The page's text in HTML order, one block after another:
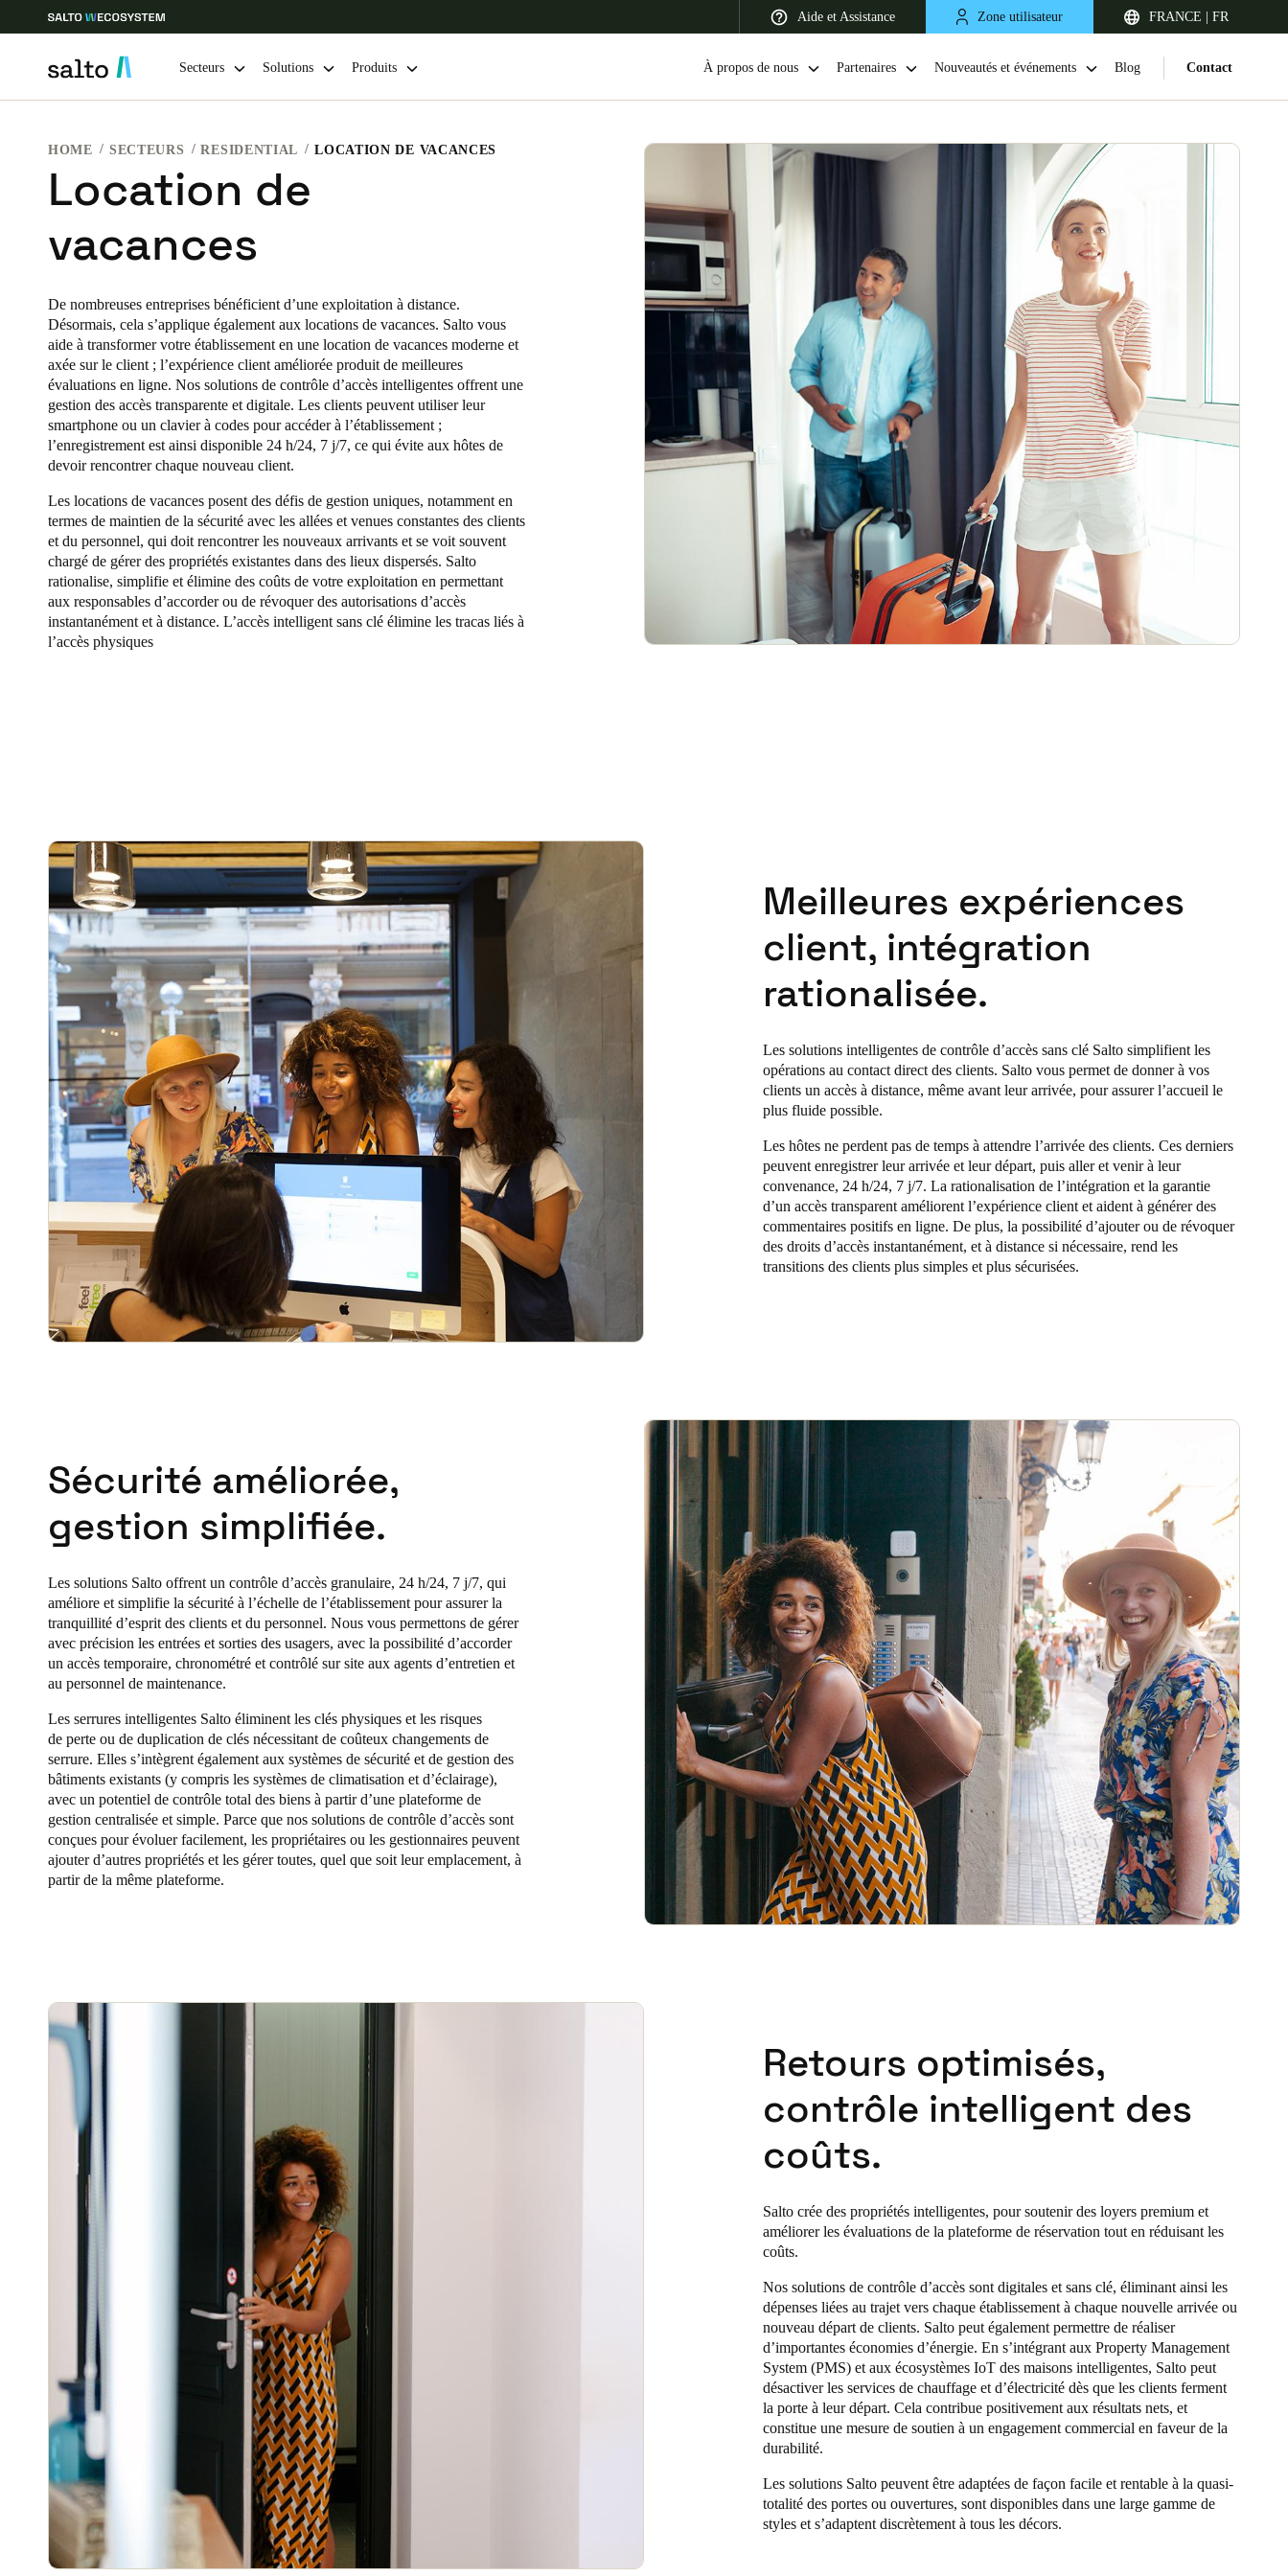
Aide et Assistance Zone utilisateur FRANCE | FR
Sélectionnez vos paramètres de localisation et de langue
Global Europe North America
France|Français
Germany
Deutsch
Switzerland
DeutschFrançais
United Kingdom
English
Ireland
English
France
Netherlands
Nederlands
Belgium
Français
Nederlands
Español
Portugal
Português
Italy
Italiano
Russia
Russian
Poland
Polski
Czech Republic
Čeština
Denmark
Sweden
Svenska
Secteurs Solutions Produits À propos de nous Partenaires Nouveautés et événements Blog Contact
HOME SECTEURS RESIDENTIAL LOCATION DE VACANCES
Location de
vacances
De nombreuses entreprises bénéficient d’une exploitation à distance.
Désormais, cela s’applique également aux locations de vacances. Salto vous
aide à transformer votre établissement en une location de vacances moderne et
axée sur le client ; l’expérience client améliorée produit de meilleures
évaluations en ligne. Nos solutions de contrôle d’accès intelligentes offrent une
gestion des accès transparente et digitale. Les clients peuvent utiliser leur
smartphone ou un clavier à codes pour accéder à l’établissement ;
l’enregistrement est ainsi disponible 24 h/24, 7 j/7, ce qui évite aux hôtes de
devoir rencontrer chaque nouveau client.
Les locations de vacances posent des défis de gestion uniques, notamment en
termes de maintien de la sécurité avec les allées et venues constantes des clients
et du personnel, qui doit rencontrer les nouveaux arrivants et se voit souvent
chargé de gérer des propriétés existantes dans des lieux dispersés. Salto
rationalise, simplifie et élimine des coûts de votre exploitation en permettant
aux responsables d’accorder ou de révoquer des autorisations d’accès
instantanément et à distance. L’accès intelligent sans clé élimine les tracas liés à
l’accès physiques
Meilleures expériences
client, intégration
rationalisée.
Les solutions intelligentes de contrôle d’accès sans clé Salto simplifient les
opérations au contact direct des clients. Salto vous permet de donner à vos
clients un accès à distance, même avant leur arrivée, pour assurer l’accueil le
plus fluide possible.
Les hôtes ne perdent pas de temps à attendre l’arrivée des clients. Ces derniers
peuvent enregistrer leur arrivée et leur départ, puis aller et venir à leur
convenance, 24 h/24, 7 j/7. La rationalisation de l’intégration et la garantie
d’un accès transparent améliorent l’expérience client et aident à générer des
commentaires positifs en ligne. De plus, la possibilité d’ajouter ou de révoquer
des droits d’accès instantanément, et à distance si nécessaire, rend les
transitions des clients plus simples et plus sécurisées.
Sécurité améliorée,
gestion simplifiée.
Les solutions Salto offrent un contrôle d’accès granulaire, 24 h/24, 7 j/7, qui
améliore et simplifie la sécurité à l’échelle de l’établissement pour assurer la
tranquillité d’esprit des clients et du personnel. Nous vous permettons de gérer
avec précision les entrées et sorties des usagers, avec la possibilité d’accorder
un accès temporaire, chronométré et contrôlé sur site aux agents d’entretien et
au personnel de maintenance.
Les serrures intelligentes Salto éliminent les clés physiques et les risques
de perte ou de duplication de clés nécessitant de coûteux changements de
serrure. Elles s’intègrent également aux systèmes de sécurité et de gestion des
bâtiments existants (y compris les systèmes de climatisation et d’éclairage),
avec un potentiel de contrôle total des biens à partir d’une plateforme de
gestion centralisée et simple. Parce que nos solutions de contrôle d’accès sont
conçues pour évoluer facilement, les propriétaires ou les gestionnaires peuvent
ajouter d’autres propriétés et les gérer toutes, quel que soit leur emplacement, à
partir de la même plateforme.
Retours optimisés,
contrôle intelligent des
coûts.
Salto crée des propriétés intelligentes, pour soutenir des loyers premium et
améliorer les évaluations de la plateforme de réservation tout en réduisant les
coûts.
Nos solutions de contrôle d’accès sont digitales et sans clé, éliminant ainsi les
dépenses liées au trajet vers chaque établissement à chaque nouvelle arrivée ou
nouveau départ de clients. Salto peut également permettre de réaliser
d’importantes économies d’énergie. En s’intégrant aux Property Management
System (PMS) et aux écosystèmes IoT des maisons intelligentes, Salto peut
désactiver les services de chauffage et d’électricité dès que les clients ferment
la porte à leur départ. Cela contribue positivement aux résultats nets, et
constitue une mesure de soutien à un engagement commercial en faveur de la
durabilité.
Les solutions Salto peuvent être adaptées de façon facile et rentable à la quasi-
totalité des portes ou ouvertures, sont disponibles dans une large gamme de
styles et s’adaptent discrètement à tous les décors.